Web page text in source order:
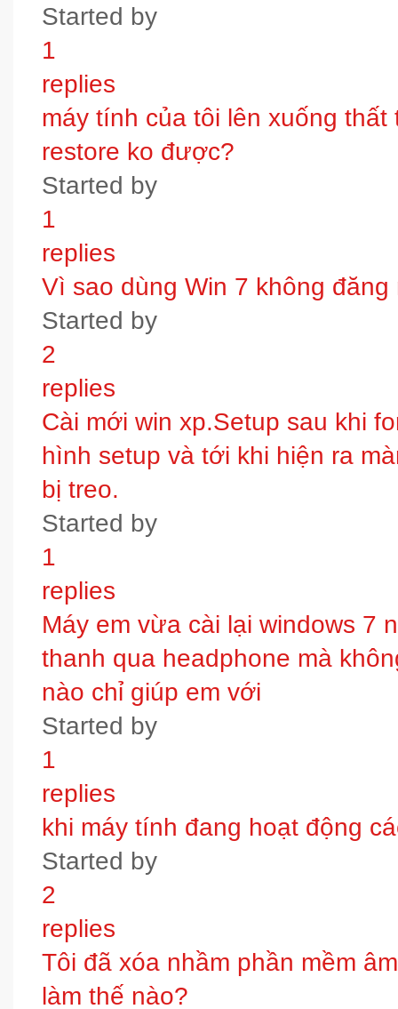
Started by
1
replies
máy tính của tôi lên xuống
restore ko được?
Started by
1
replies
Vì sao dùng Win 7 không
Started by
2
replies
Cài mới win xp.Setup sau khi
hình setup và tới khi hiện ra
bị treo.
Started by
1
replies
Máy em vừa cài lại windows 7
thanh qua headphone mà
nào chỉ giúp em với
Started by
1
replies
khi máy tính đang hoạt động
Started by
2
replies
Tôi đã xóa nhầm phần mềm
làm thế nào?